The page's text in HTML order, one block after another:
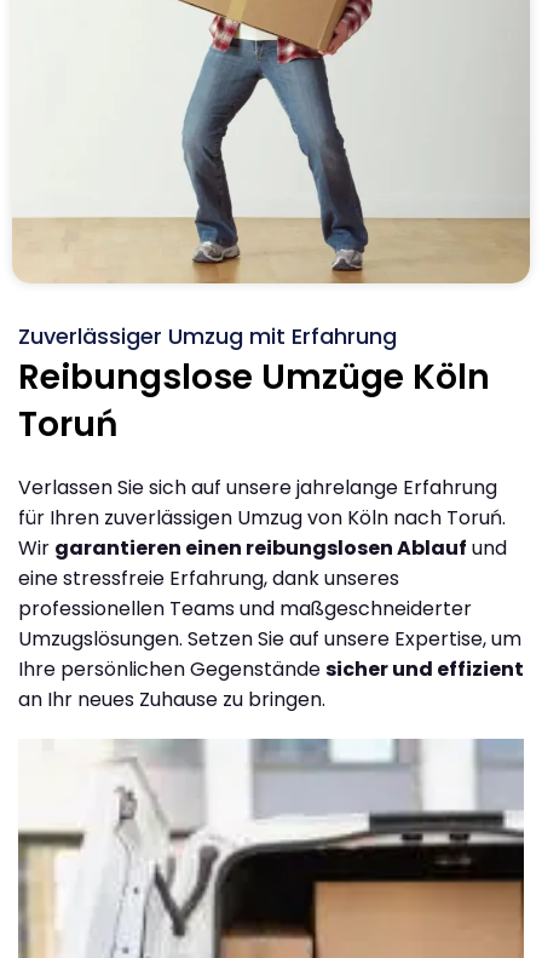
Zuverlässiger Umzug mit Erfahrung
Reibungslose Umzüge Köln
Toruń
Verlassen Sie sich auf unsere jahrelange Erfahrung
für Ihren zuverlässigen Umzug von Köln nach Toruń.
Wir garantieren einen reibungslosen Ablauf und
eine stressfreie Erfahrung, dank unseres
professionellen Teams und maßgeschneiderter
Umzugslösungen. Setzen Sie auf unsere Expertise, um
Ihre persönlichen Gegenständesicher und effizient
an Ihr neues Zuhause zu bringen.